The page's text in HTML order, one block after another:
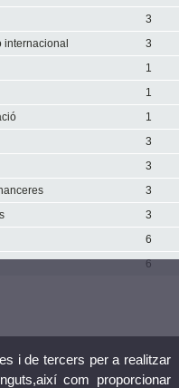
3
internacional 3
1
1
1
3
3
3
3
6
6
i de tercers per a realitzar
com proporcionar